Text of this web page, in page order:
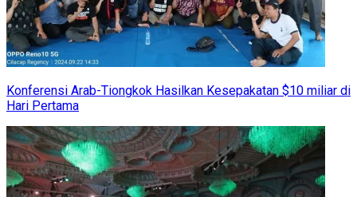
Konferensi Arab-Tiongkok Hasilkan Kesepakatan $10 miliar di
Hari Pertama